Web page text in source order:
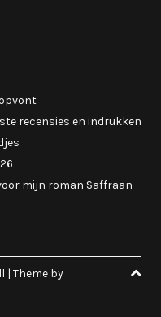
recensies en indrukken
mijn roman Saffraan
| Theme by